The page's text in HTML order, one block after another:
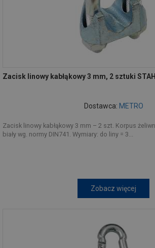
Zacisk linowy kabłąkowy 3 mm, 2 sztuki
Dostawca: METRO
Zacisk linowy kabłąkowy 3 mm – 2 szt. Korpus
biały wg. normy DIN741. Wymiary: do liny = 3...
Zobacz więcej